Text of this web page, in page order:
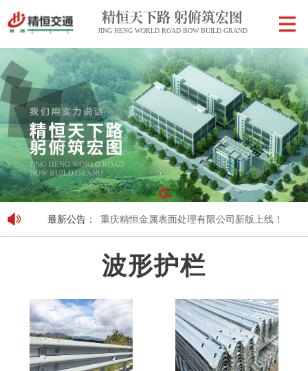
精恒天下路 躬俯筑宏图
JING HENG WORLD ROAD BOW BUILD GRAND
最新公告：重庆精恒金属表面处理有限公司新版上线！ 重庆
波形护栏